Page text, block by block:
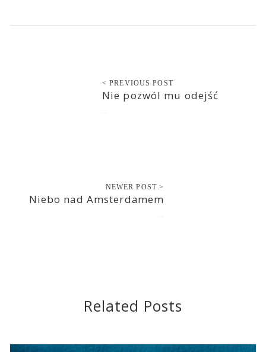
< PREVIOUS POST
Nie pozwól mu odejść
NEWER POST >
Niebo nad Amsterdamem
Related Posts